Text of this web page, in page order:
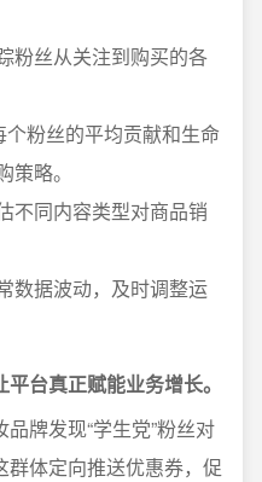
粉丝从关注到购买的各
粉丝的平均贡献和生命
略。
不同内容类型对商品销
数据波动，及时调整运
台真正赋能业务增长。
牌发现“学生党”粉丝对
体定向推送优惠券，促